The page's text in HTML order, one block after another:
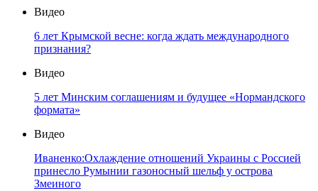
Видео
6 лет Крымской весне: когда ждать международного
признания?
Видео
5 лет Минским соглашениям и будущее «Нормандского
формата»
Видео
Иваненко:Охлаждение отношений Украины с Россией
принесло Румынии газоносный шельф у острова
Змеиного